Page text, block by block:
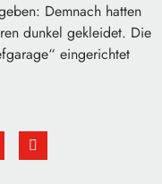
Demnach hatten
dunkel gekleidet. Die
eingerichtet